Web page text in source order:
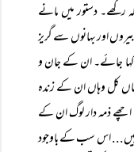
رکھے۔ دستور میں مانے
اور بہانوں سے گریز
کہا جائے۔ ان کے جان و
کل وہاں ان کے زندہ
ذمہ دار لوگ ان کے
اس سب کے باوجود